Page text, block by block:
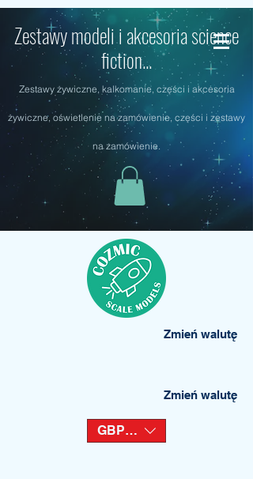
Zestawy modeli i akcesoria science
fiction...
Zestawy żywiczne, kalkomanie, części i akcesoria
żywiczne, oświetlenie na zamówienie, części i zestawy
na zamówienie.
Zmień walutę
Zmień walutę
GBP (£)